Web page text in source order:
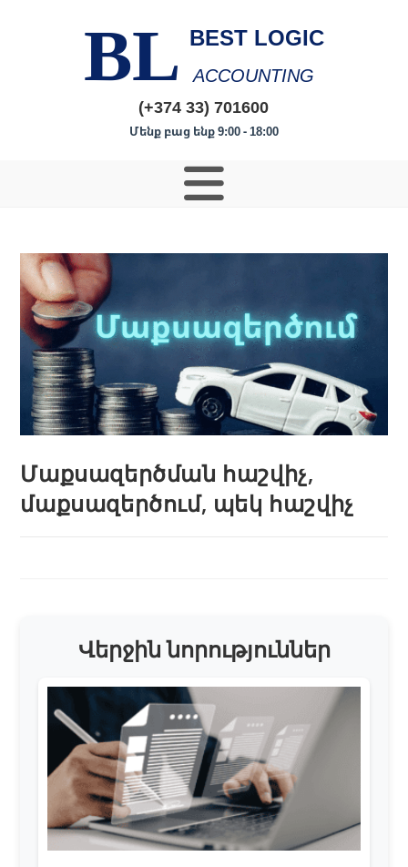
BL BEST LOGIC
ACCOUNTING
(+374 33) 701600
Մենք բաց ենք 9:00 - 18:00
Մաքսազերծման հաշվիչ,
մաքսազերծում, պեկ հաշվիչ
Վերջին նորություններ